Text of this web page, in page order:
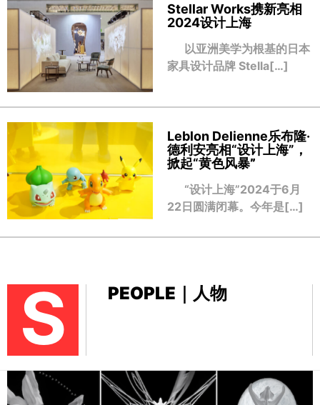
Stellar Works携新亮相
2024设计上海
以亚洲美学为根基的日本
家具设计品牌 Stella[…]
Leblon Delienne乐布隆·
德利安亮相“设计上海”，
掀起“黄色风暴”
“设计上海”2024于6月
22日圆满闭幕。今年是[…]
S PEOPLE｜人物